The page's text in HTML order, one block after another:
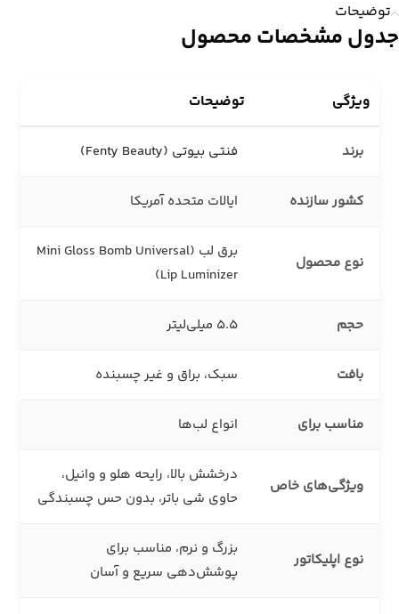
توضیحات
جدول مشخصات محصول
ویژگی توضیحات
برند فنتی بیوتی (Fenty Beauty)
کشور سازنده ایالات متحده آمریکا
نوع محصول
برق لب (Mini Gloss Bomb Universal
Lip Luminizer)
حجم 5.5 میلی‌لیتر
بافت سبک، براق و غیر چسبنده
مناسب برای انواع لب‌ها
ویژگی‌های خاص
درخشش بالا، رایحه هلو و وانیل،
حاوی شی باتر، بدون حس چسبندگی
نوع اپلیکاتور
بزرگ و نرم، مناسب برای
پوشش‌دهی سریع و آسان